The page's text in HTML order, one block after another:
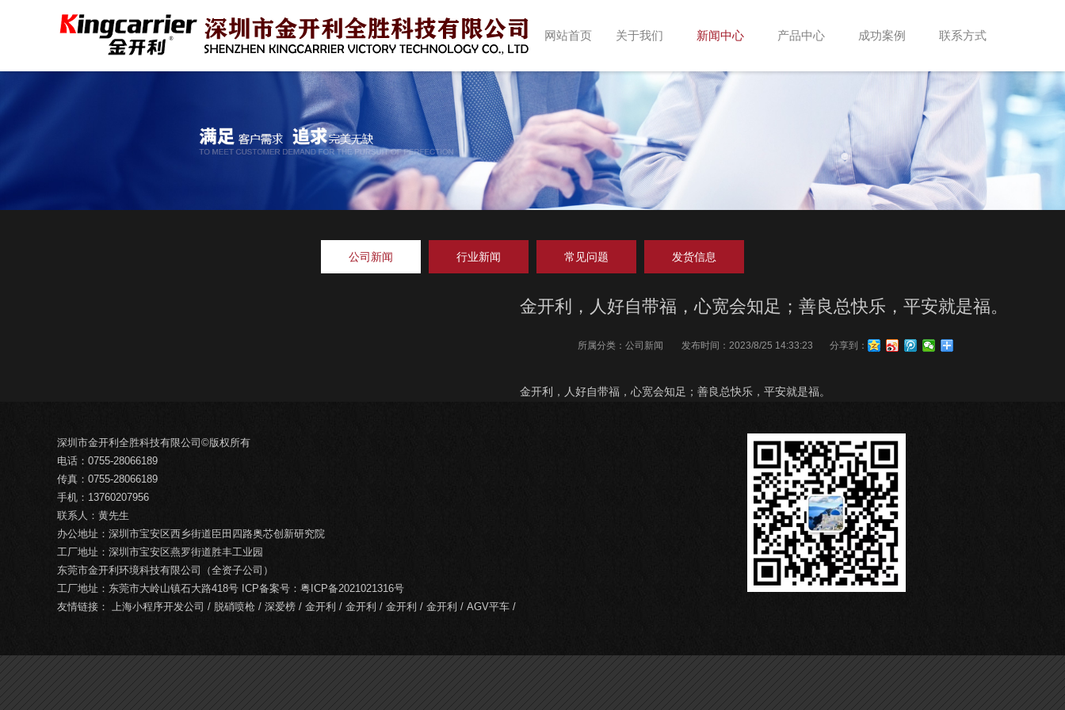
网站首页 关于我们 新闻中心 产品中心 成功案例 联系方式
公司新闻 行业新闻 常见问题 发货信息
金开利，人好自带福，心宽会知足；善良总快乐，平安就是福。
所属分类： 公司新闻 发布时间： 2023/8/25 14:33:23 分享到：
金开利，人好自带福，心宽会知足；善良总快乐，平安就是福。
深圳市金开利全胜科技有限公司©版权所有
电话：0755-28066189
传真：0755-28066189
手机：13760207956
联系人：黄先生
办公地址：深圳市宝安区西乡街道臣田四路奥芯创新研究院
工厂地址：深圳市宝安区燕罗街道胜丰工业园
东莞市金开利环境科技有限公司（全资子公司）
工厂地址：东莞市大岭山镇石大路418号 ICP备案号： 粤ICP备2021021316号
友情链接： 上海小程序开发公司 / 脱硝喷枪 / 深爱榜 / 金开利 / 金开利 / 金开利 / 金开利 / AGV平车 /